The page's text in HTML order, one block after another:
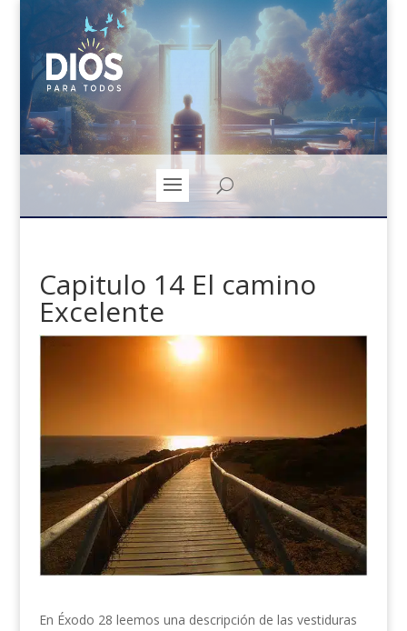
Capitulo 14 El camino
Excelente
En Éxodo 28 leemos una descripción de las vesti­duras